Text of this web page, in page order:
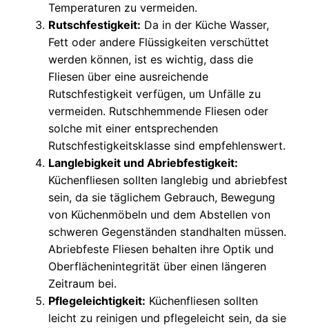
Temperaturen zu vermeiden.
Rutschfestigkeit: Da in der Küche Wasser,
Fett oder andere Flüssigkeiten verschüttet
werden können, ist es wichtig, dass die
Fliesen über eine ausreichende
Rutschfestigkeit verfügen, um Unfälle zu
vermeiden. Rutschhemmende Fliesen oder
solche mit einer entsprechenden
Rutschfestigkeitsklasse sind empfehlenswert.
Langlebigkeit und Abriebfestigkeit:
Küchenfliesen sollten langlebig und abriebfest
sein, da sie täglichem Gebrauch, Bewegung
von Küchenmöbeln und dem Abstellen von
schweren Gegenständen standhalten müssen.
Abriebfeste Fliesen behalten ihre Optik und
Oberflächenintegrität über einen längeren
Zeitraum bei.
Pflegeleichtigkeit: Küchenfliesen sollten
leicht zu reinigen und pflegeleicht sein, da sie